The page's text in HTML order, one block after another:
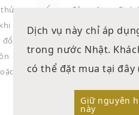
đi
đắp mặt nạ định
phút, làn da của
bóng, giúp bạn
sáng hơn.
★ ★ ★
Độ tuổi
Dịch vụ này chỉ áp
trong nước Nhật.
có thể đặt mua tại đây
Giữ nguyên
này